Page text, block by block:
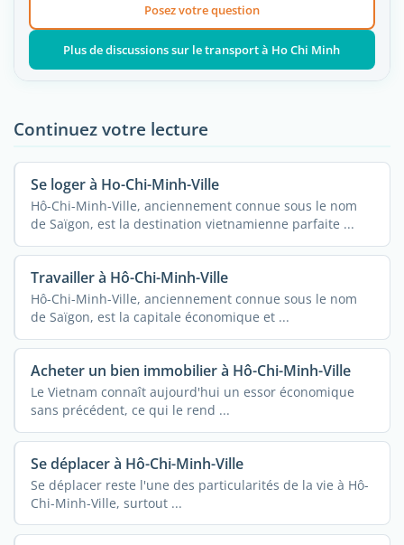
Posez votre question
Plus de discussions sur le transport à Ho Chi Minh
Continuez votre lecture
Se loger à Ho-Chi-Minh-Ville
Hô-Chi-Minh-Ville, anciennement connue sous le nom
de Saïgon, est la destination vietnamienne parfaite ...
Travailler à Hô-Chi-Minh-Ville
Hô-Chi-Minh-Ville, anciennement connue sous le nom
de Saïgon, est la capitale économique et ...
Acheter un bien immobilier à Hô-Chi-Minh-Ville
Le Vietnam connaît aujourd'hui un essor économique
sans précédent, ce qui le rend ...
Se déplacer à Hô-Chi-Minh-Ville
Se déplacer reste l'une des particularités de la vie à Hô-
Chi-Minh-Ville, surtout ...